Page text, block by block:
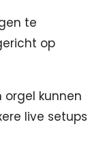
te
op
orgel kunnen
live setups